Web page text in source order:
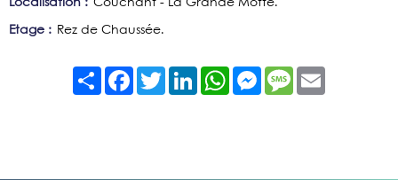
Localisation : Couchant - La Grande Motte
Etage : Rez de Chaussée
Partager FacebookTwitter LinkedIn WhatsAppMessengerMessage